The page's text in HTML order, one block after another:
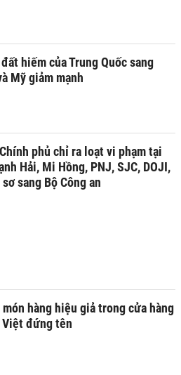
hiếm của Trung Quốc sang
Mỹ giảm mạnh
phủ chỉ ra loạt vi phạm tại
Hải, Mi Hồng, PNJ, SJC, DOJI,
sang Bộ Công an
món hàng hiệu giả trong cửa hàng
đứng tên